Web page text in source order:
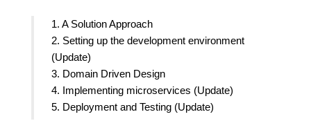
1. A Solution Approach
2. Setting up the development environment
(Update)
3. Domain Driven Design
4. Implementing microservices (Update)
5. Deployment and Testing (Update)